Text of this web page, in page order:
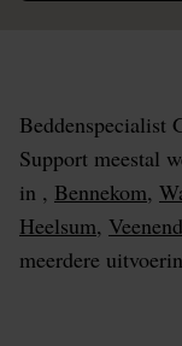
Beddenspecialist
Support meestal
in , Bennekom,
Heelsum,
meerdere